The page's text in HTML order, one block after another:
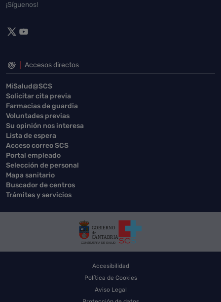
¡Síguenos!
Accesos directos
MiSalud@SCS
Solicitar cita previa
Farmacias de guardia
Voluntades previas
Su opinión nos interesa
Lista de espera
Acceso correo SCS
Portal empleado
Selección de personal
Mapa sanitario
Buscador de centros
Trámites y servicios
Accesibilidad
Política de Cookies
Aviso Legal